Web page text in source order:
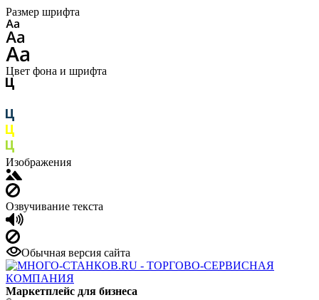
Размер шрифта
Цвет фона и шрифта
Изображения
Озвучивание текста
Обычная версия сайта
Маркетплейс для бизнеса